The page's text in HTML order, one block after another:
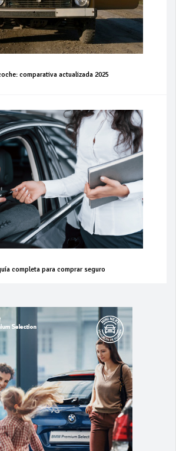
comparativa actualizada 2025
completa para comprar seguro